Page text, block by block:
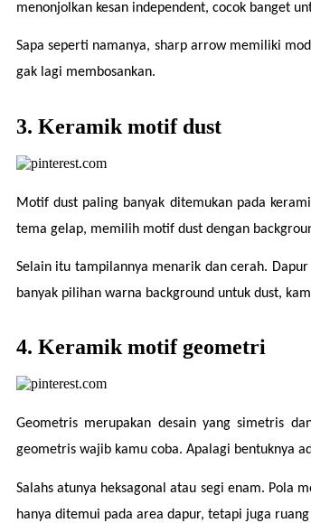
menonjolkan kesan independent, cocok banget
Sapa seperti namanya, sharp arrow memiliki
gak lagi membosankan.
3. Keramik motif dust
Motif dust paling banyak ditemukan pada
tema gelap, memilih motif dust dengan
Selain itu tampilannya menarik dan cerah.
banyak pilihan warna background untuk dust,
4. Keramik motif geometri
Geometris merupakan desain yang simetris
geometris wajib kamu coba. Apalagi bentuknya
Salahs atunya heksagonal atau segi enam. Pola
hanya ditemui pada area dapur, tetapi juga